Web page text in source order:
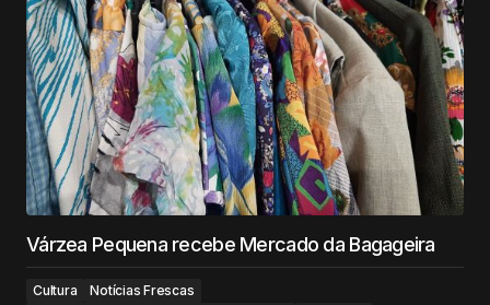
Várzea Pequena recebe Mercado da Bagageira
Cultura
Notícias Frescas